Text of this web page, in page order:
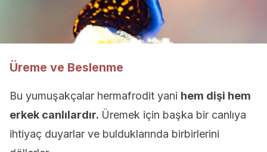
Üreme ve Beslenme
Bu yumuşakçalar hermafrodit yani hem dişi hem
erkek canlılardır. Üremek için başka bir canlıya
ihtiyaç duyarlar ve bulduklarında birbirlerini